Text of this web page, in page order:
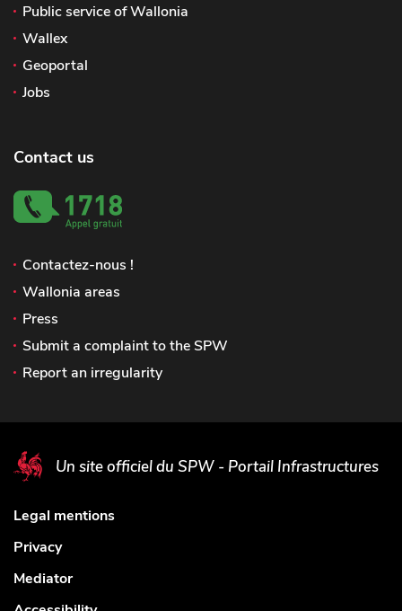
Public service of Wallonia
Wallex
Geoportal
Jobs
Contact us
Contactez-nous !
Wallonia areas
Press
Submit a complaint to the SPW
Report an irregularity
Un site officiel du SPW - Portail Infrastructures
Legal mentions
Privacy
Mediator